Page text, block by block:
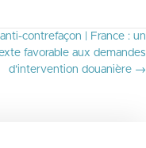
anti-contrefaçon | France : un
favorable aux demandes
d’intervention douanière →